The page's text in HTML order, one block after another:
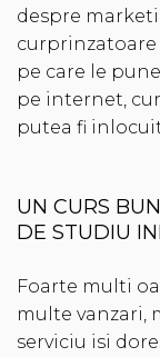
despre
pe care le
pe internet,
putea fi
UN CURS
DE STUDIU
Foarte multi
multe vanzari,
serviciu isi